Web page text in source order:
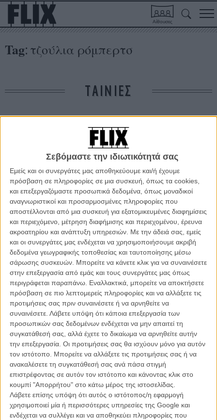
Σεβόμαστε την ιδιωτικότητά σας
Εμείς και οι συνεργάτες μας αποθηκεύουμε και/ή έχουμε
πρόσβαση σε πληροφορίες σε μια συσκευή, όπως τα cookies,
και επεξεργαζόμαστε προσωπικά δεδομένα, όπως μοναδικοί
αναγνωριστικοί και προσαρμοσμένες πληροφορίες που
αποστέλλονται από μια συσκευή για εξατομικευμένες διαφημίσεις
και περιεχόμενο, μέτρηση διαφήμισης και περιεχομένου, έρευνα
ακροατηρίου και ανάπτυξη υπηρεσιών. Με την άδειά σας, εμείς
και οι συνεργάτες μας ενδέχεται να χρησιμοποιήσουμε ακριβή
δεδομένα γεωγραφικής τοποθεσίας και ταυτοποίησης μέσω
σάρωσης συσκευών. Μπορείτε να κάνετε κλικ για να συναινέσετε
στην επεξεργασία από εμάς και τους συνεργάτες μας όπως
περιγράφεται παραπάνω. Εναλλακτικά, μπορείτε να αποκτήσετε
πρόσβαση σε πιο λεπτομερείς πληροφορίες και να αλλάξετε τις
προτιμήσεις σας πριν συναινέσετε ή να αρνηθείτε να
συναινέσετε. Λάβετε υπόψη ότι κάποια επεξεργασία των
προσωπικών σας δεδομένων ενδέχεται να μην απαιτεί τη
συγκατάθεσή σας, αλλά έχετε το δικαίωμα να αρνηθείτε αυτήν
την επεξεργασία. Οι προτιμήσεις σας θα ισχύουν μόνο για αυτόν
τον ιστότοπο. Μπορείτε να αλλάξετε τις προτιμήσεις σας ή να
ανακαλέσετε τη συγκατάθεσή σας ανά πάσα στιγμή
επιστρέφοντας σε αυτόν τον ιστότοπο και κάνοντας κλικ στο
κουμπί "Απορρήτου" στο κάτω μέρος της ιστοσελίδας.
Λάβετε επίσης υπόψη ότι αυτός ο ιστότοπος/η εφαρμογή
χρησιμοποιεί μία ή περισσότερες υπηρεσίες της Google και
ενδέχεται να συλλέγει και να αποθηκεύει πληροφορίες που
Αίθουσες
Tag: τζούλια ρόμπερτσ
ΤΑΙΝΙΕΣ
Δε βρέθηκαν σχετικές κριτικές ταινιών.
ΑΡΘΡΑ
Τζορτζ Κλούνεϊ & Τζούλια Ρόμπερτς στα character
posters του «Money Monster» της Τζόντι Φόστερ
ΝΕΑ /04 ΑΠΡ 2016/ Πόλυ Λυκούργου
Βιμ Βέντερς
Συνέντευξη
Η επιτυχία είναι υπερτιμημένη. Δεν σε κάνει
καλύτερο, δεν σε πάει πουθενά η επιτυχία. Είναι
απλώς ένα ωραίο, ανεβαστικό, επιφανειακό
συναίσθημα.»
CONNECT